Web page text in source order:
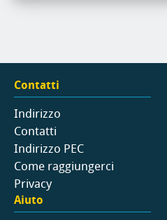
Contatti
Indirizzo
Contatti
Indirizzo PEC
Come raggiungerci
Privacy
Aiuto